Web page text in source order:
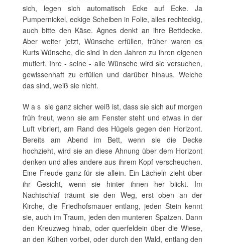
sich, legen sich automatisch Ecke auf Ecke. Ja
Pumpernickel, eckige Scheiben in Folie, alles rechteckig,
auch bitte den Käse. Agnes denkt an ihre Bettdecke.
Aber weiter jetzt, Wünsche erfüllen, früher waren es
Kurts Wünsche, die sind in den Jahren zu ihren eigenen
mutiert. Ihre - seine - alle Wünsche wird sie versuchen,
gewissenhaft zu erfüllen und darüber hinaus. Welche
das sind, weiß sie nicht.
W a s sie ganz sicher weiß ist, dass sie sich auf morgen
früh freut, wenn sie am Fenster steht und etwas in der
Luft vibriert, am Rand des Hügels gegen den Horizont.
Bereits am Abend im Bett, wenn sie die Decke
hochzieht, wird sie an diese Ahnung über dem Horizont
denken und alles andere aus ihrem Kopf verscheuchen.
Eine Freude ganz für sie allein. Ein Lächeln zieht über
ihr Gesicht, wenn sie hinter ihnen her blickt. Im
Nachtschlaf träumt sie den Weg, erst oben an der
Kirche, die Friedhofsmauer entlang, jeden Stein kennt
sie, auch im Traum, jeden den munteren Spatzen. Dann
den Kreuzweg hinab, oder querfeldein über die Wiese,
an den Kühen vorbei, oder durch den Wald, entlang den